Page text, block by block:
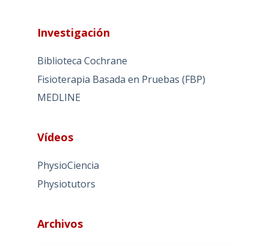
Investigación
Biblioteca Cochrane
Fisioterapia Basada en Pruebas (FBP)
MEDLINE
Vídeos
PhysioCiencia
Physiotutors
Archivos